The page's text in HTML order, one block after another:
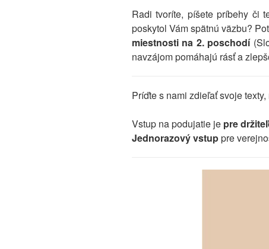
Radi tvoríte, píšete príbehy či
poskytol Vám spätnú väzbu?
miestnosti na 2. poschodí
navzájom pomáhajú rásť a
Príďte s nami zdieľať svoje
Vstup na podujatie je pre
Jednorazový vstuppre